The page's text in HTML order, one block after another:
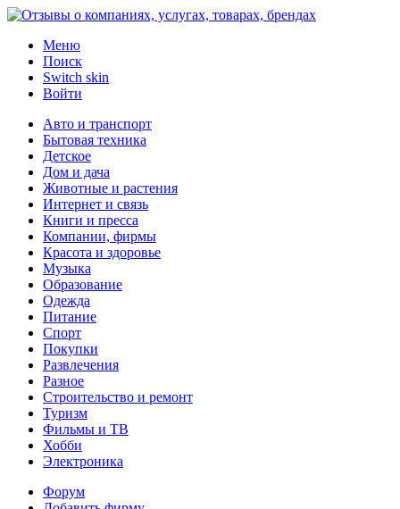
Меню
Поиск
Switch skin
Войти
Авто и транспорт
Бытовая техника
Детское
Дом и дача
Животные и растения
Интернет и связь
Книги и пресса
Компании, фирмы
Красота и здоровье
Музыка
Образование
Одежда
Питание
Спорт
Покупки
Развлечения
Разное
Строительство и ремонт
Туризм
Фильмы и ТВ
Хобби
Электроника
Форум